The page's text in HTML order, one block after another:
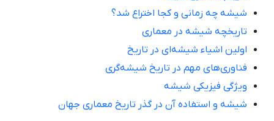
شیشه چه زمانی و کجا اختراع شد؟
تاریخچه شیشه در معماری
اولین اشیاء شیشه‌ای در تاریخ
فناوری‌های مهم در تاریخ شیشه‌گری
ویژگی فیزیکی شیشه
شیشه و استفاده آن در گذر تاریخ معماری جهان